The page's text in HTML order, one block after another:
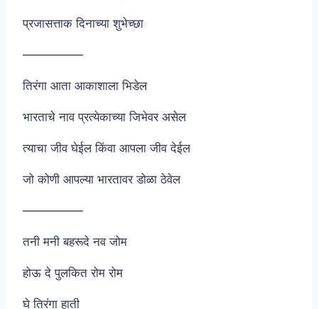
प्रजासत्ताक दिनाच्या शुभेच्छा
—————
तिरंगा आता आकाशाला भिडेल
भारताचे नाव प्रत्येकाच्या जिभेवर असेल
त्याचा जीव घेईल किंवा आपला जीव देईल
जो कोणी आपल्या भारतावर डोळा ठेवेल
—————
तनी मनी बहरूदे नव जोम
होऊ दे पुलकित रोम रोम
घे तिरंगा हाती